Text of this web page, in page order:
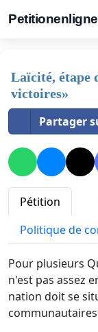
Laïcité, étape
victoires»
Partager
Pétition
Politique de
Pour plusieurs
n'est pas assez
nation doit se